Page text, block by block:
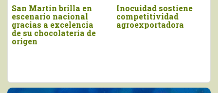
Piura brilló en el
Salón del Cacao y
Chocolate
Internacional 2026
Moquegua será la
sede del próximo
Concurso Nacional
del Pisco